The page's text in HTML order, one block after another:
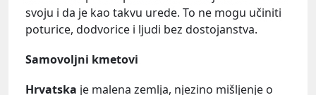
svoju i da je kao takvu urede. To ne mogu učiniti
poturice, dodvorice i ljudi bez dostojanstva.
Samovoljni kmetovi
Hrvatska je malena zemlja, njezino mišljenje o